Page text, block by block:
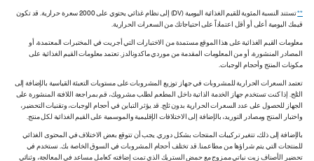
**
تستند النسبة المئوية للقيم الغذائية اليومية (DV) إلى نظام غذائي يحتوي على 2000 سعرة حرارية. قد تكون
قيمك اليومية أعلى أو أقل اعتماداً على احتياجاتك من السعرات الحرارية.
معلومات القيم الغذائية على هذا الموقع مستمدة من الاختبارات التي أجريت في المختبرات المعتمدة، أو
المصادر المنشورة، أو من المعلومات المقدمة من موردي ماكدونالدز. تعتمد معلومات القيم الغذائية على
مكونات المنتج وأحجام الوجبات.
تعتمد السعرات الحرارية للمشروبات في جهاز توزيع المشروبات على مستويات التعبئة القياسية بالإضافة إلى
الثلج. إذا كنت تستخدم جهاز الخدمة الذاتية داخل المطعم لطلب مشروبك، قم بمراجعة اللافتة المنشورة على
الجهاز للحصول على عدد السعرات الحرارية بدون ثلج. قد يؤثر التباين في أحجام الوجبات، وتقنيات التحضير،
واختبار المنتج ومصادر التوريد، بالإضافة إلى الاختلافات الإقليمية والموسمية على القيم الغذائية لكل منتج.
بالإضافة إلى ذلك، تتغير تركيبات المنتجات بشكل دوري. يجب أن تتوقع بعض الاختلاف في المحتوى الغذائي
للمنتجات التي يتم شراؤها من مطاعمنا. قد تختلف أحجام المشروبات في السوق الخاصة بك. نستخدم في
تحضير الأصناف زيت نباتي ممزوج مع حمض الستريك الذي تمت إضافته كعامل مساعد في المعالجة، وثنائي